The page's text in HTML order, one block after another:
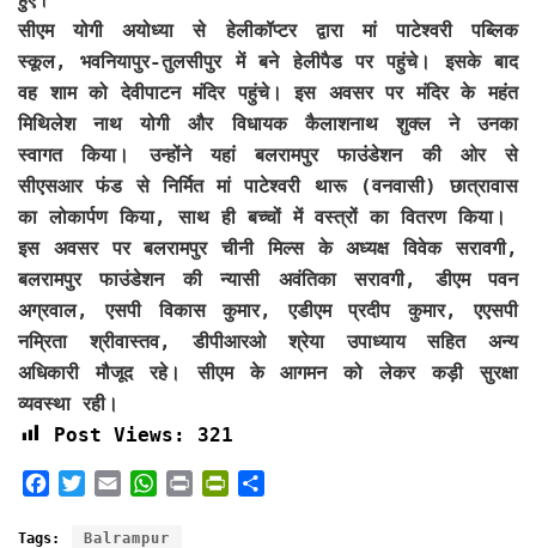
सीएम योगी अयोध्या से हेलीकॉप्टर द्वारा मां पाटेश्वरी पब्लिक
स्कूल, भवनियापुर-तुलसीपुर में बने हेलीपैड पर पहुंचे। इसके बाद
वह शाम को देवीपाटन मंदिर पहुंचे। इस अवसर पर मंदिर के महंत
मिथिलेश नाथ योगी और विधायक कैलाशनाथ शुक्ल ने उनका
स्वागत किया। उन्होंने यहां बलरामपुर फाउंडेशन की ओर से
सीएसआर फंड से निर्मित मां पाटेश्वरी थारू (वनवासी) छात्रावास
का लोकार्पण किया, साथ ही बच्चों में वस्त्रों का वितरण किया।
इस अवसर पर बलरामपुर चीनी मिल्स के अध्यक्ष विवेक सरावगी,
बलरामपुर फाउंडेशन की न्यासी अवंतिका सरावगी, डीएम पवन
अग्रवाल, एसपी विकास कुमार, एडीएम प्रदीप कुमार, एएसपी
नम्रिता श्रीवास्तव, डीपीआरओ श्रेया उपाध्याय सहित अन्य
अधिकारी मौजूद रहे। सीएम के आगमन को लेकर कड़ी सुरक्षा
व्यवस्था रही।
Post Views:
321
c
i
a
a
Tags:
Balrampur